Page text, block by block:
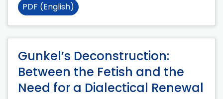
PDF (English)
Gunkel’s Deconstruction:
Between the Fetish and the
Need for a Dialectical Renewal